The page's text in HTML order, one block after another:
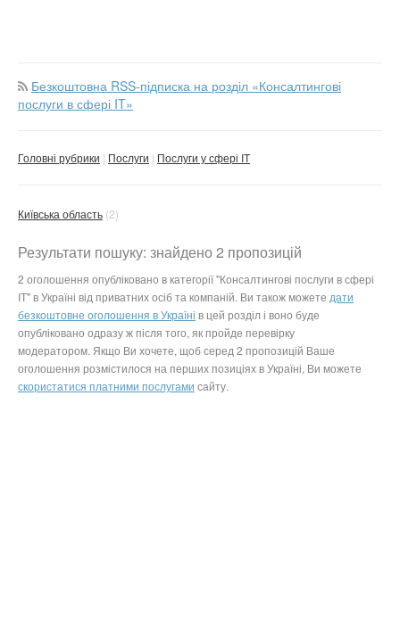
Безкоштовна RSS-підписка на розділ «Консалтингові
послуги в сфері IT»
Головні рубрики Послуги Послуги у сфері IT
Київська область (2)
Результати пошуку: знайдено 2 пропозицій
2 оголошення опубліковано в категорії "Консалтингові послуги в сфері
IT" в Україні від приватних осіб та компаній. Ви також можете дати
безкоштовне оголошення в Україні в цей розділ і воно буде
опубліковано одразу ж після того, як пройде перевірку
модератором. Якщо Ви хочете, щоб серед 2 пропозицій Ваше
оголошення розмістилося на перших позиціях в Україні, Ви можете
скористатися платними послугами сайту.